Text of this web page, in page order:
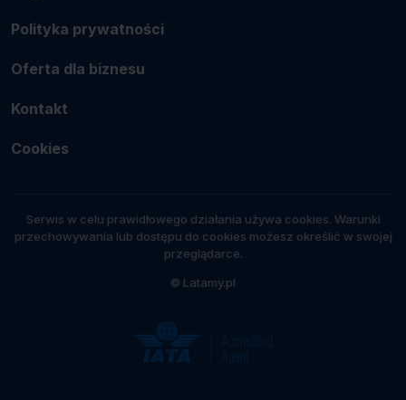
Polityka prywatności
Oferta dla biznesu
Kontakt
Cookies
Serwis w celu prawidłowego działania używa cookies. Warunki
przechowywania lub dostępu do cookies możesz określić w swojej
przeglądarce.
© Latamy.pl